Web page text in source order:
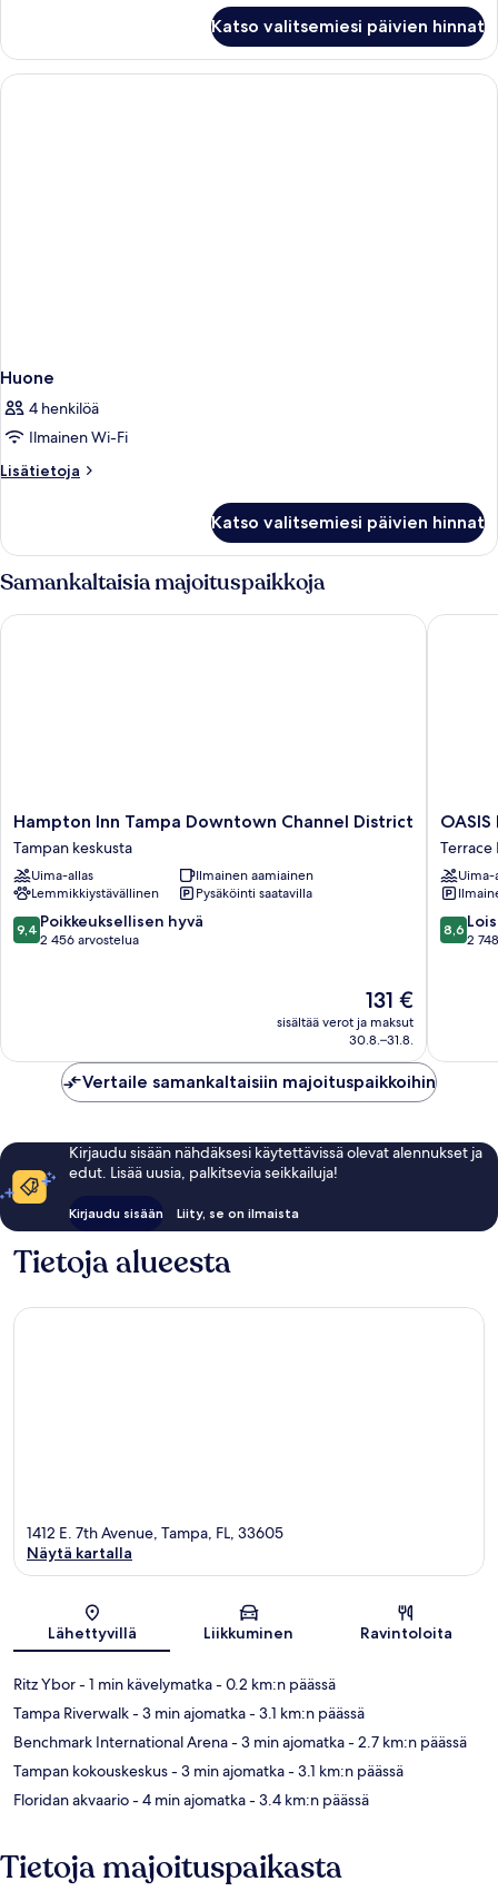
Katso valitsemiesi päivien hinnat
Huone
4 henkilöä
Ilmainen Wi-Fi
Lisätietoja
Lisätietoja
Katso valitsemiesi päivien hinnat
Samankaltaisia majoituspaikkoja
Hampton
Inn
Tampa
Downtown
Channel
District
Tampan
Hampton Inn Tampa Downtown Channel District
Tampan keskusta
Uima-allas
Ilmainen aamiainen
Lemmikkiystävällinen
Pysäköinti saatavilla
9.4
kautta
9,4 Poikkeuksellisen hyvä
2 456 arvostelua
Hinta
on
131 €
131 €
sisältää verot ja maksut
30.8.–31.8.
Hampton Inn Tampa Downtown Channel District
OASIS
BAY
SUITES,
Tampa,
Busch
USF
OASIS
Terrace
Uima-
8.6
kautta
8,6
2
OASIS
Vertaile samankaltaisiin majoituspaikkoihin
Kirjaudu sisään nähdäksesi käytettävissä olevat alennukset ja
edut. Lisää uusia, palkitsevia seikkailuja!
Kirjaudu sisään Liity, se on ilmaista
Tietoja alueesta
Kartta
1412 E. 7th Avenue, Tampa, FL, 33605
Näytä kartalla
Lähettyvillä Liikkuminen Ravintoloita
Ritz Ybor- 1 min kävelymatka- 0.2 km:n päässä
Tampa Riverwalk- 3 min ajomatka- 3.1 km:n päässä
Benchmark International Arena- 3 min ajomatka- 2.7 km:n päässä
Tampan kokouskeskus- 3 min ajomatka- 3.1 km:n päässä
Floridan akvaario- 4 min ajomatka- 3.4 km:n päässä
Tietoja majoituspaikasta